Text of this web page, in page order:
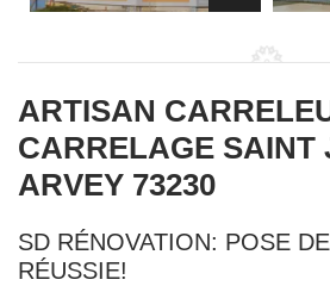
ARTISAN
CARRELAGE SAINT
ARVEY 73230
SD RÉNOVATION: POSE
RÉUSSIE!